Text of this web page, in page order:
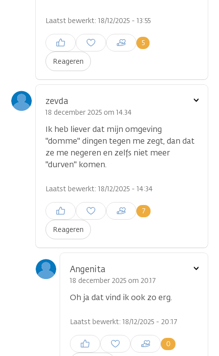
Laatst bewerkt: 18/12/2025 - 13:55
Reageren
5
Inloggen om een reactie te
plaatsen
zevda
18 december 2025 om 14.34
Ik heb liever dat mijn omgeving
''domme'' dingen tegen me zegt, dan dat
ze me negeren en zelfs niet meer
''durven'' komen.
Laatst bewerkt: 18/12/2025 - 14:34
Reageren
7
Inloggen om een reactie te
plaatsen
Toon
Angenita
18 december 2025 om 20.17
Oh ja dat vind ik ook zo erg.
Laatst bewerkt: 18/12/2025 - 20:17
0
Inloggen om een reactie te
plaatsen
Toon